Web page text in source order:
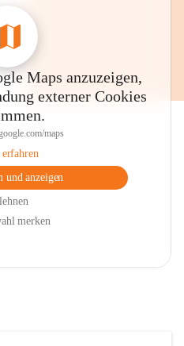
Maps anzuzeigen,
externer Cookies
maps
und anzeigen
merken